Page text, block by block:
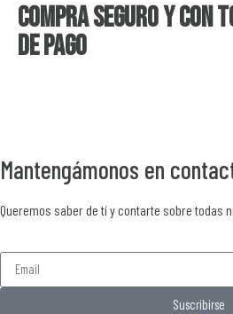
Compra seguro y con
de pago
Mantengámonos en
Queremos saber de tí y contarte sobre todas
Suscribirse